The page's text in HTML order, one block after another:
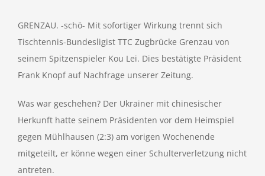
GRENZAU. -schö- Mit sofortiger Wirkung trennt sich
Tischtennis-Bundesligist TTC Zugbrücke Grenzau von
seinem Spitzenspieler Kou Lei. Dies bestätigte Präsident
Frank Knopf auf Nachfrage unserer Zeitung.
Was war geschehen? Der Ukrainer mit chinesischer
Herkunft hatte seinem Präsidenten vor dem Heimspiel
gegen Mühlhausen (2:3) am vorigen Wochenende
mitgeteilt, er könne wegen einer Schulterverletzung nicht
antreten.